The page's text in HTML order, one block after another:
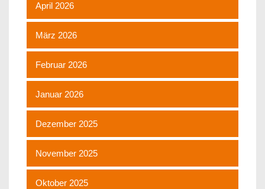
April 2026
März 2026
Februar 2026
Januar 2026
Dezember 2025
November 2025
Oktober 2025